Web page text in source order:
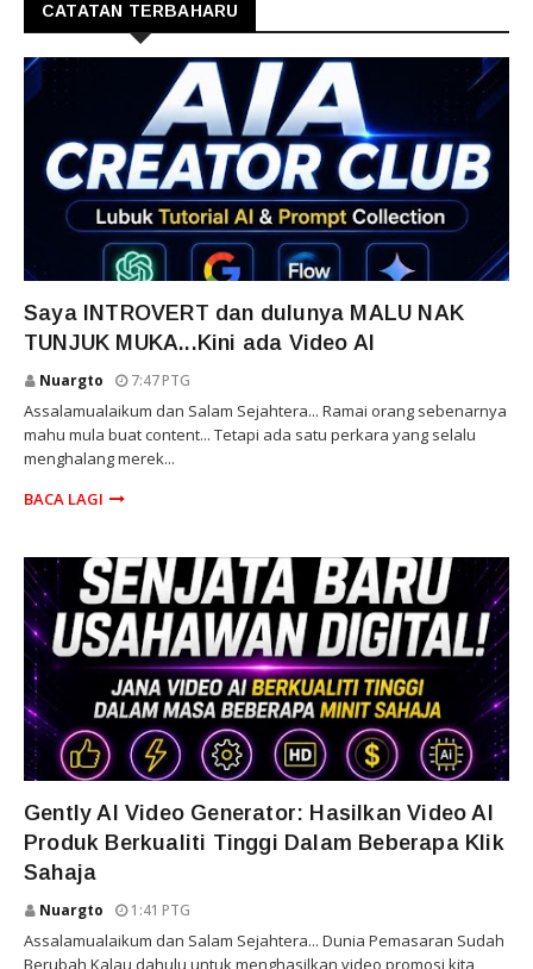
CATATAN TERBAHARU
Saya INTROVERT dan dulunya MALU NAK
TUNJUK MUKA...Kini ada Video AI
Nuargto 7:47 PTG
Assalamualaikum dan Salam Sejahtera... Ramai orang sebenarnya
mahu mula buat content... Tetapi ada satu perkara yang selalu
menghalang merek...
BACA LAGI
Gently AI Video Generator: Hasilkan Video AI
Produk Berkualiti Tinggi Dalam Beberapa Klik
Sahaja
Nuargto 1:41 PTG
Assalamualaikum dan Salam Sejahtera... Dunia Pemasaran Sudah
Berubah Kalau dahulu untuk menghasilkan video promosi kita